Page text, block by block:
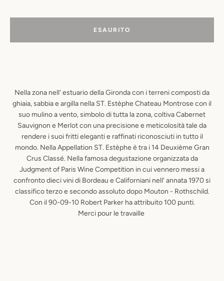
Nella zona nell' estuario della Gironda con i terreni composti da
ghiaia, sabbia e argilla nella ST. Estèphe Chateau Montrose con il
suo mulino a vento, simbolo di tutta la zona, coltiva Cabernet
Sauvignon e Merlot con una precisione e meticolosità tale da
rendere i suoi fritti eleganti e raffinati riconosciuti in tutto il
mondo. Nella Appellation ST. Estèphe è tra i 14 Deuxième Gran
Crus Classé. Nella famosa degustazione organizzata da
Judgment of Paris Wine Competition in cui vennero messi a
confronto dieci vini di Bordeau e Californiani nell' annata 1970 si
classifico terzo e secondo assoluto dopo Mouton - Rothschild.
Con il 90-09-10 Robert Parker ha attribuito 100 punti.
Merci pour le travaille
ESAURITO